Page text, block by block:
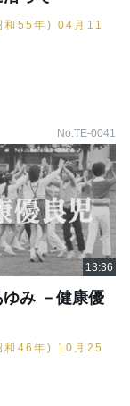
和55年) 04月11
No.TE-0041
み －健康優
和46年) 10月25